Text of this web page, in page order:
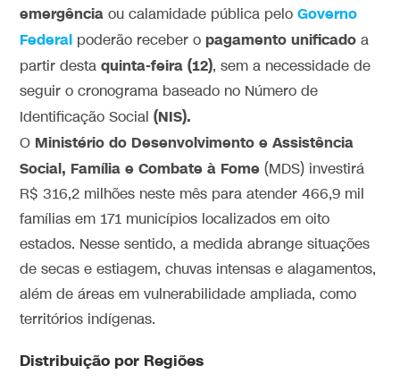
emergência ou calamidade pública peloGoverno
Federal poderão receber opagamento unificado a
partir destaquinta-feira (12), sem a necessidade de
seguir o cronograma baseado no Número de
Identificação Social(NIS).
O Ministério do Desenvolvimento e Assistência
Social, Família e Combate à Fome (MDS) investirá
R$ 316,2 milhões neste mês para atender 466,9 mil
famílias em 171 municípios localizados em oito
estados. Nesse sentido, a medida abrange situações
de secas e estiagem, chuvas intensas e alagamentos,
além de áreas em vulnerabilidade ampliada, como
territórios indígenas.
Distribuição por Regiões